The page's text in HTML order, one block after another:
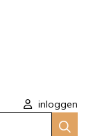
inloggen